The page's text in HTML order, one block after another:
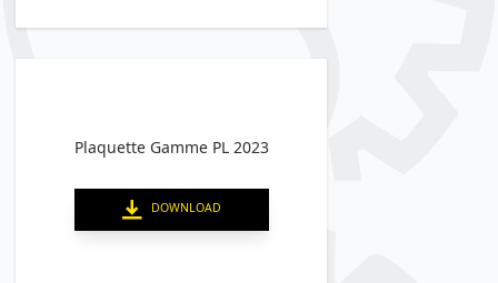
Plaquette Gamme PL 2023
DOWNLOAD